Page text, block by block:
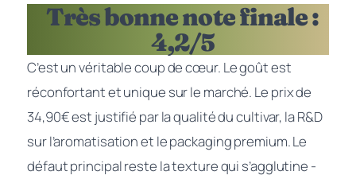
Très bonne note finale :
4,2/5
C’est un véritable coup de cœur. Le goût est
réconfortant et unique sur le marché. Le prix de
34,90€ est justifié par la qualité du cultivar, la R&D
sur l’aromatisation et le packaging premium. Le
défaut principal reste la texture qui s’agglutine -